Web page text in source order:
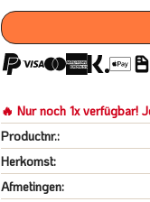
🔥 Nur noch 1x verfügbar!
Productnr.:
Herkomst:
Afmetingen: